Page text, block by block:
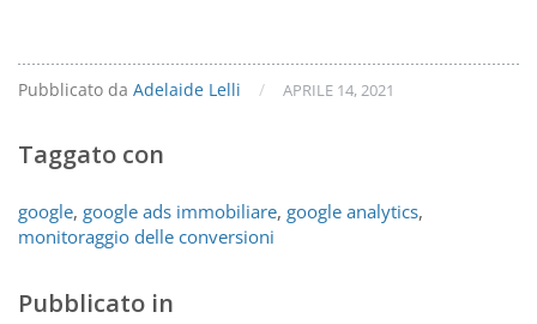
Pubblicato da Adelaide Lelli / APRILE 14, 2021
Taggato con
google, google ads immobiliare, google analytics,
monitoraggio delle conversioni
Pubblicato in